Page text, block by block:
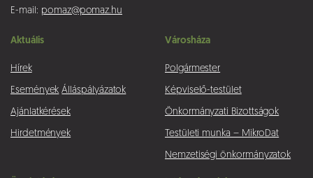
E-mail: pomaz@pomaz.hu
Aktuális
Hírek
Események Álláspályázatok
Ajánlatkérések
Hirdetmények
Városháza
Polgármester
Képviselő-testület
Önkormányzati Bizottságok
Testületi munka – MikroDat
Nemzetiségi önkormányzatok